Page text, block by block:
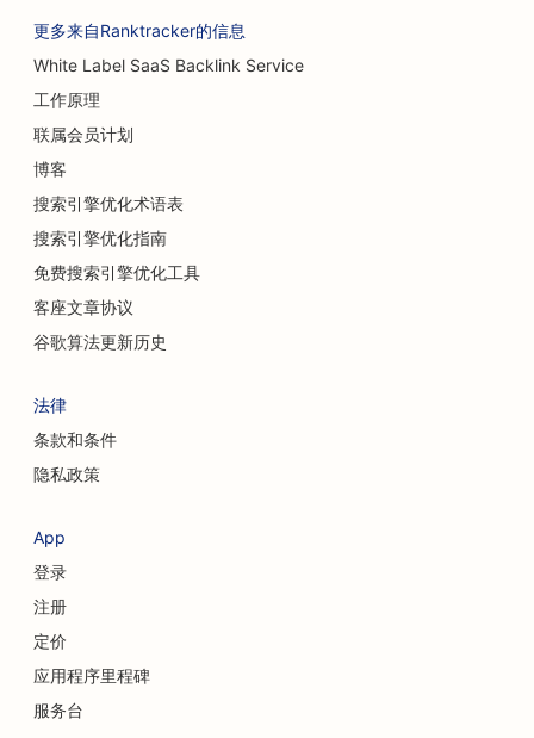
更多来自Ranktracker的信息
White Label SaaS Backlink Service
工作原理
联属会员计划
博客
搜索引擎优化术语表
搜索引擎优化指南
免费搜索引擎优化工具
客座文章协议
谷歌算法更新历史
法律
条款和条件
隐私政策
App
登录
注册
定价
应用程序里程碑
服务台